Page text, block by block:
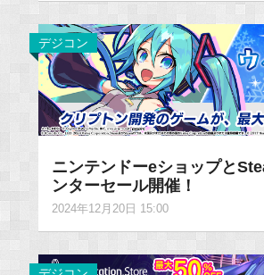
デジコン
ニンテンドーeショップと
ンターセール開催！
2024年12月20日 15:00